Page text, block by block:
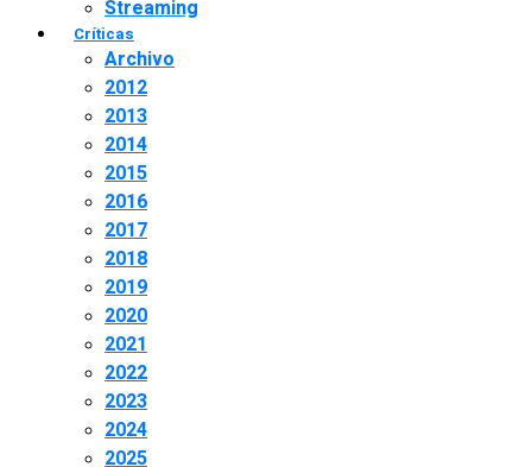
Streaming
Críticas
Archivo
2012
2013
2014
2015
2016
2017
2018
2019
2020
2021
2022
2023
2024
2025